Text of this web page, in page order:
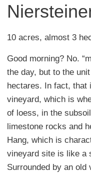
10 acres, almost 3
Good morning? No.
the day, but to the
hectares. In fact, that
vineyard, which is
of loess, in the
limestone rocks and
Hang, which is
vineyard site is like a
Surrounded by an